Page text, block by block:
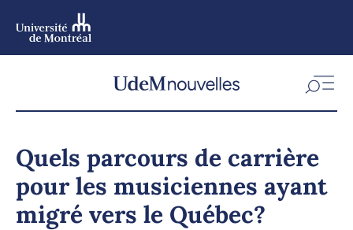
Quels parcours de carrière
pour les musiciennes ayant
migré vers le Québec?